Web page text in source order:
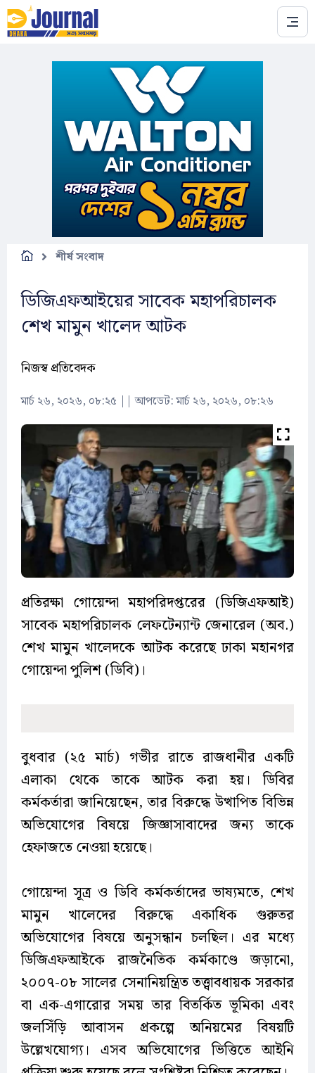
Skip to main content
শীর্ষ সংবাদ
ডিজিএফআইয়ের সাবেক মহাপরিচালক
শেখ মামুন খালেদ আটক
নিজস্ব প্রতিবেদক
মার্চ ২৬, ২০২৬, ০৮:২৫ ||আপডেট: মার্চ ২৬, ২০২৬, ০৮:২৬
প্রতিরক্ষা গোয়েন্দা মহাপরিদপ্তরের (ডিজিএফআই)
সাবেক মহাপরিচালক লেফটেন্যান্ট জেনারেল (অব.)
শেখ মামুন খালেদকে আটক করেছে ঢাকা মহানগর
গোয়েন্দা পুলিশ (ডিবি)।
বুধবার (২৫ মার্চ) গভীর রাতে রাজধানীর একটি
এলাকা থেকে তাকে আটক করা হয়। ডিবির
কর্মকর্তারা জানিয়েছেন, তার বিরুদ্ধে উত্থাপিত বিভিন্ন
অভিযোগের বিষয়ে জিজ্ঞাসাবাদের জন্য তাকে
হেফাজতে নেওয়া হয়েছে।
গোয়েন্দা সূত্র ও ডিবি কর্মকর্তাদের ভাষ্যমতে, শেখ
মামুন খালেদের বিরুদ্ধে একাধিক গুরুতর
অভিযোগের বিষয়ে অনুসন্ধান চলছিল। এর মধ্যে
ডিজিএফআইকে রাজনৈতিক কর্মকাণ্ডে জড়ানো,
২০০৭-০৮ সালের সেনানিয়ন্ত্রিত তত্ত্বাবধায়ক সরকার
বা এক-এগারোর সময় তার বিতর্কিত ভূমিকা এবং
জলসিঁড়ি আবাসন প্রকল্পে অনিয়মের বিষয়টি
উল্লেখযোগ্য। এসব অভিযোগের ভিত্তিতে আইনি